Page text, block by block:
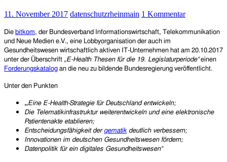
11. November 2017 datenschutzrheinmain 1 Kommentar
Die bitkom, der Bundesverband Informationswirtschaft, Telekommunikation
und Neue Medien e.V., eine Lobbyorganisation der auch im
Gesundheitswesen wirtschaftlich aktiven IT-Unternehmen hat am 20.10.2017
unter der Überschrift „E-Health Thesen für die 19. Legislaturperiode“einen
Forderungskatalog an die neu zu bildende Bundesregierung veröffentlicht.
Unter den Punkten
„Eine E-Health-Strategie für Deutschland entwickeln;
Die Telematikinfrastruktur weiterentwickeln und eine elektronische
Patientenakte etablieren;
Entscheidungsfähigkeit der gematikdeutlich verbessern;
Innovationen im deutschen Gesundheitswesen fördern;
Datenpolitik für ein digitales Gesundheitswesen“